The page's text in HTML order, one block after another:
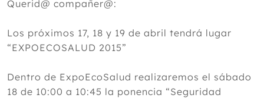
Querid@ compañer@:
Los próximos 17, 18 y 19 de abril tendrá lugar
“EXPOECOSALUD 2015”
Dentro de ExpoEcoSalud realizaremos el sábado
18 de 10:00 a 10:45 la ponencia “Seguridad